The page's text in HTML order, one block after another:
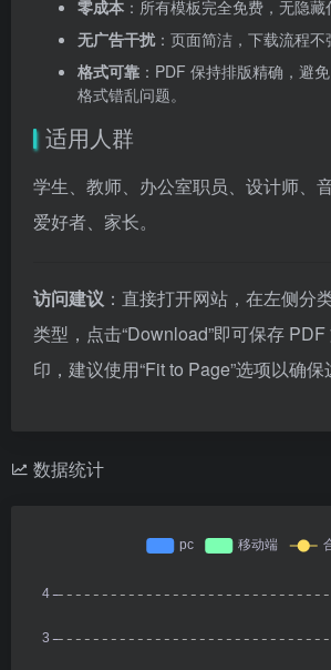
零成本 ：所有模板完全免费，无隐藏
无广告干扰：页面简洁，下载流程不
格式可靠 ：PDF 保持排版精确，避
格式错乱问题。
适用人群
学生、教师、办公室职员、设计师、
爱好者、家长。
访问建议 ：直接打开网站，在左侧分
类型，点击“Download”即可保存
印，建议使用“Fit to Page”选项以确保
数据统计